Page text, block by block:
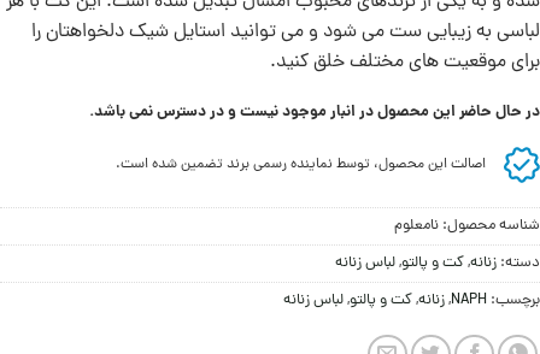
لباسی به زیبایی ست می شود و می توانید استایل شیک دلخواهتان را
برای موقعیت های مختلف خلق کنید.
در حال حاضر این محصول در انبار موجود نیست و در دسترس نمی باشد.
اصالت این محصول، توسط نماینده رسمی برند تضمین شده است.
شناسه محصول: نامعلوم
دسته: زنانه,کت و پالتو,لباس زنانه
برچسب: NAPH
,زنانه,کت و پالتو,لباس زنانه